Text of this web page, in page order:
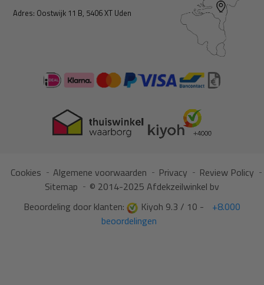
Adres: Oostwijk 11 B, 5406 XT Uden
Cookies Algemene voorwaarden Privacy
Review Policy
Sitemap
© 2014-2025 Afdekzeilwinkel bv
Beoordeling door klanten:
Kiyoh 9.3 / 10 -
+8.000
beoordelingen